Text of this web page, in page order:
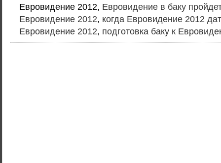
Евровидение 2012, Евровидение в баку пройдет
Евровидение 2012, когда Евровидение 2012
Евровидение 2012, подготовка баку к